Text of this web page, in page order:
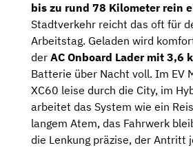
bis zu rund 78 Kilometer rein
Stadtverkehr reicht das oft für
Arbeitstag. Geladen wird
der AC Onboard Lader mit 3,6
Batterie über Nacht voll. Im EV
XC60 leise durch die City, im
arbeitet das System wie ein
langem Atem, das Fahrwerk
die Lenkung präzise, der Antritt